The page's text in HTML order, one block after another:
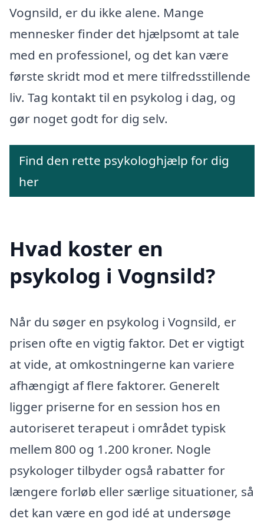
Vognsild, er du ikke alene. Mange
mennesker finder det hjælpsomt at tale
med en professionel, og det kan være
første skridt mod et mere tilfredsstillende
liv. Tag kontakt til en psykolog i dag, og
gør noget godt for dig selv.
Find den rette psykologhjælp for dig
her
Hvad koster en
psykolog i Vognsild?
Når du søger en psykolog i Vognsild, er
prisen ofte en vigtig faktor. Det er vigtigt
at vide, at omkostningerne kan variere
afhængigt af flere faktorer. Generelt
ligger priserne for en session hos en
autoriseret terapeut i området typisk
mellem 800 og 1.200 kroner. Nogle
psykologer tilbyder også rabatter for
længere forløb eller særlige situationer, så
det kan være en god idé at undersøge